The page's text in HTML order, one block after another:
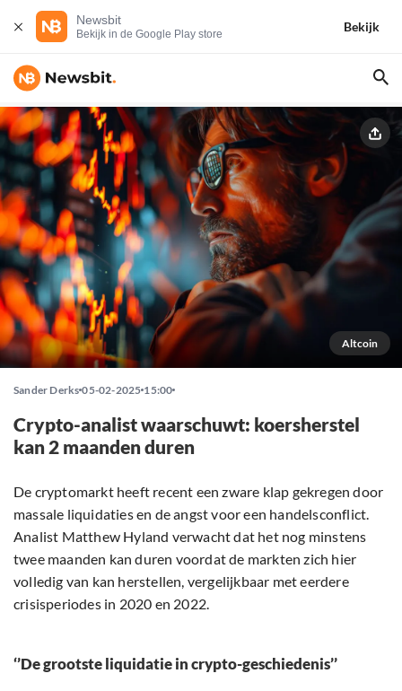
Newsbit
Bekijk in de Google Play store
Bekijk
Altcoin
Sander Derks 05-02-2025 15:00
Crypto-analist waarschuwt: koersherstel
kan 2 maanden duren
De cryptomarkt heeft recent een zware klap gekregen door
massale liquidaties en de angst voor een handelsconflict.
Analist Matthew Hyland verwacht dat het nog minstens
twee maanden kan duren voordat de markten zich hier
volledig van kan herstellen, vergelijkbaar met eerdere
crisisperiodes in 2020 en 2022.
‘’De grootste liquidatie in crypto-geschiedenis’’